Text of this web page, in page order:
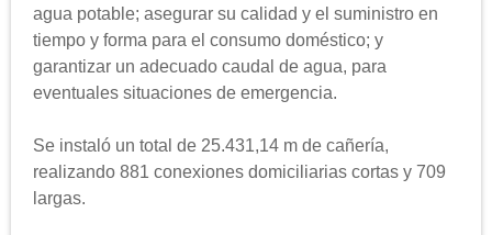
agua potable; asegurar su calidad y el suministro en
tiempo y forma para el consumo doméstico; y
garantizar un adecuado caudal de agua, para
eventuales situaciones de emergencia.
Se instaló un total de 25.431,14 m de cañería,
realizando 881 conexiones domiciliarias cortas y 709
largas.